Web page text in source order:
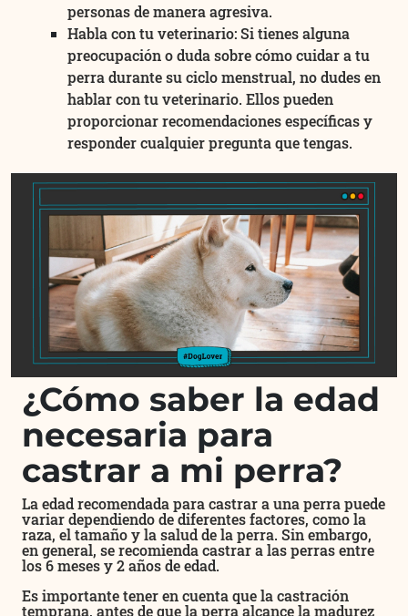
personas de manera agresiva.
Habla con tu veterinario: Si tienes alguna
preocupación o duda sobre cómo cuidar a tu
perra durante su ciclo menstrual, no dudes en
hablar con tu veterinario. Ellos pueden
proporcionar recomendaciones específicas y
responder cualquier pregunta que tengas.
¿Cómo saber la edad
necesaria para
castrar a mi perra?
La edad recomendada para castrar a una perra puede
variar dependiendo de diferentes factores, como la
raza, el tamaño y la salud de la perra. Sin embargo,
en general, se recomienda castrar a las perras entre
los 6 meses y 2 años de edad.
Es importante tener en cuenta que la castración
temprana, antes de que la perra alcance la madurez